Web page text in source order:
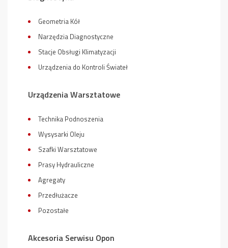
Geometria Kół
Narzędzia Diagnostyczne
Stacje Obsługi Klimatyzacji
Urządzenia do Kontroli Świateł
Urządzenia Warsztatowe
Technika Podnoszenia
Wysysarki Oleju
Szafki Warsztatowe
Prasy Hydrauliczne
Agregaty
Przedłużacze
Pozostałe
Akcesoria Serwisu Opon